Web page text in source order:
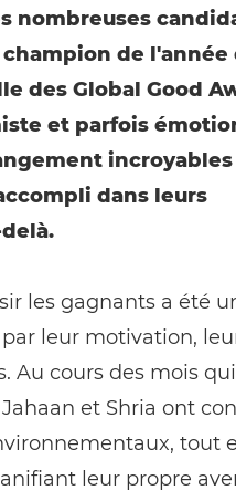
nombreuses
de l'année
des Global Good
et parfois
dans leurs
les gagnants a été
leur motivation,
Au cours des mois
et Shria ont
tout
leur propre